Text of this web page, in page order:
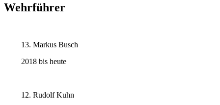
Wehrführer
13. Markus Busch
2018 bis heute
12. Rudolf Kuhn